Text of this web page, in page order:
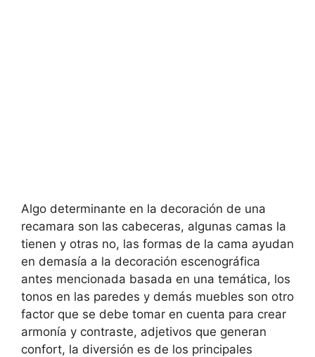
Algo determinante en la decoración de una
recamara son las cabeceras, algunas camas la
tienen y otras no, las formas de la cama ayudan
en demasía a la decoración escenográfica
antes mencionada basada en una temática, los
tonos en las paredes y demás muebles son otro
factor que se debe tomar en cuenta para crear
armonía y contraste, adjetivos que generan
confort, la diversión es de los principales